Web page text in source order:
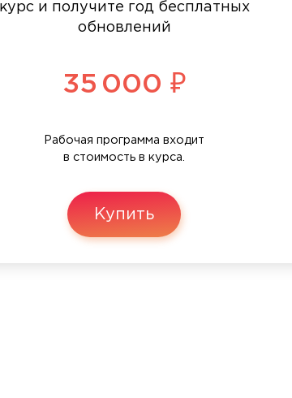
курс и получите год бесплатных
обновлений
35 000 ₽
Рабочая программа входит
в стоимость в курса.
Купить